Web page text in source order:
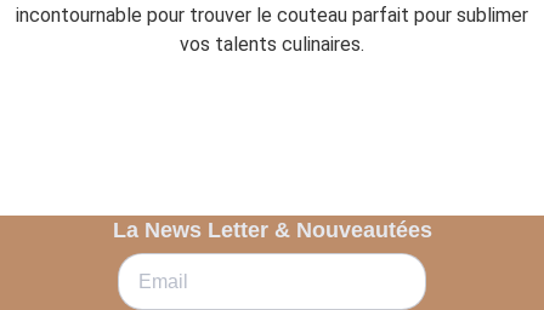
incontournable pour trouver le couteau parfait pour sublimer
vos talents culinaires.
La News Letter & Nouveautées